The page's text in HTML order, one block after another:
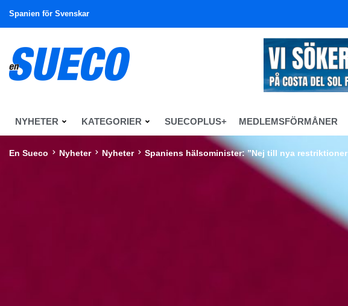
Spanien för Svenskar
NYHETER KATEGORIER SUECOPLUS+ MEDLEMSFÖRMÅNER
En Sueco Nyheter Nyheter Spaniens hälsominister: ”Nej till nya